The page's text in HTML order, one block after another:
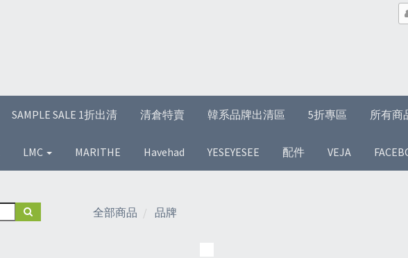
SAMPLE SALE 1折出清 清倉特賣 韓系品牌出清區 5折專區 所有商
LMC MARITHE Havehad YESEYESEE 配件 VEJA
全部商品 品牌